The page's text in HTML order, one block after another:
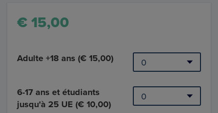
€ 15,00
Adulte +18 ans (€ 15,00)
6-17 ans et étudiants
jusqu'à 25 UE (€ 10,00)